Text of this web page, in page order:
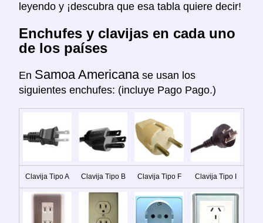
leyendo y ¡descubra que esa tabla quiere decir!
Enchufes y clavijas en cada uno
de los países
En Samoa Americana se usan los
siguientes enchufes: (incluye Pago Pago.)
Clavija Tipo A Clavija Tipo B Clavija Tipo F Clavija Tipo I